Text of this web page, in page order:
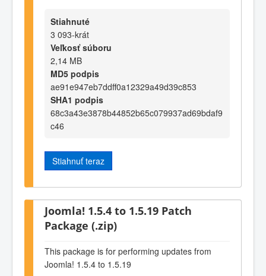
Stiahnuté
3 093-krát
Veľkosť súboru
2,14 MB
MD5 podpis
ae91e947eb7ddff0a12329a49d39c853
SHA1 podpis
68c3a43e3878b44852b65c079937ad69bdaf9
c46
Stiahnuť teraz
Joomla! 1.5.4 to 1.5.19 Patch
Package (.zip)
This package is for performing updates from
Joomla! 1.5.4 to 1.5.19